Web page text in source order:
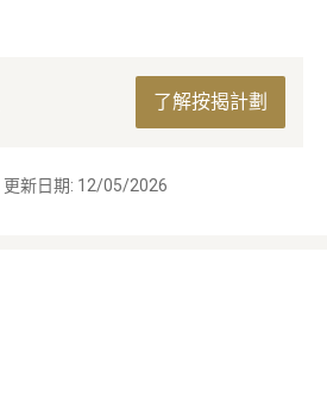
了解按揭計劃
更新日期: 12/05/2026